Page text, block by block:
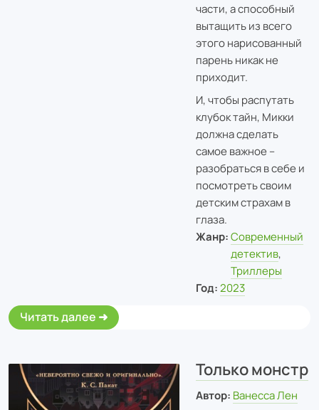
части, а способный
вытащить из всего
этого нарисованный
парень никак не
приходит.
И, чтобы распутать
клубок тайн, Микки
должна сделать
самое важное –
разобраться в себе и
посмотреть своим
детским страхам в
глаза.
Жанр: Современный
детектив,
Триллеры
Год: 2023
Читать далее
Только монстр
Автор: Ванесса Лен